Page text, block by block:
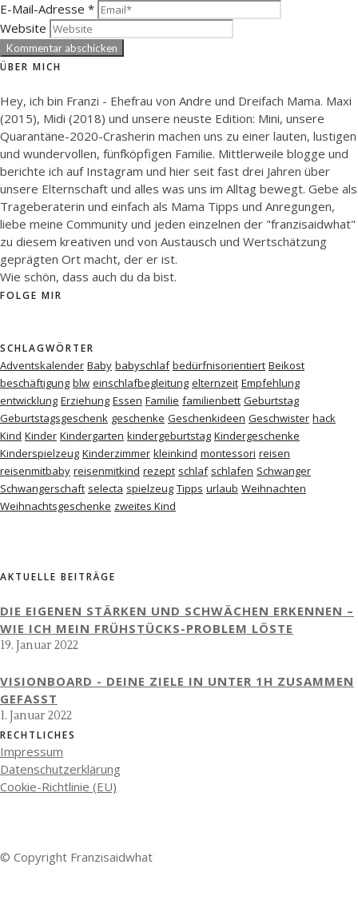
E-Mail-Adresse *
Website
ÜBER MICH
Hey, ich bin Franzi - Ehefrau von Andre und Dreifach Mama. Maxi
(2015), Midi (2018) und unsere neuste Edition: Mini, unsere
Quarantäne-2020-Crasherin machen uns zu einer lauten, lustigen
und wundervollen, fünfköpfigen Familie. Mittlerweile blogge und
berichte ich auf Instagram und hier seit fast drei Jahren über
unsere Elternschaft und alles was uns im Alltag bewegt. Gebe als
Trageberaterin und einfach als Mama Tipps und Anregungen,
liebe meine Community und jeden einzelnen der "franzisaidwhat"
zu diesem kreativen und von Austausch und Wertschätzung
geprägten Ort macht, der er ist.
Wie schön, dass auch du da bist.
FOLGE MIR
SCHLAGWÖRTER
Adventskalender Baby babyschlaf bedürfnisorientiert Beikost
beschäftigung blw einschlafbegleitung elternzeit Empfehlung
entwicklung Erziehung Essen Familie familienbett Geburtstag
Geburtstagsgeschenk geschenke Geschenkideen Geschwister hack
Kind Kinder Kindergarten kindergeburtstag Kindergeschenke
Kinderspielzeug Kinderzimmer kleinkind montessori reisen
reisenmitbaby reisenmitkind rezept schlaf schlafen Schwanger
Schwangerschaft selecta spielzeug Tipps urlaub Weihnachten
Weihnachtsgeschenke zweites Kind
AKTUELLE BEITRÄGE
DIE EIGENEN STÄRKEN UND SCHWÄCHEN ERKENNEN –
WIE ICH MEIN FRÜHSTÜCKS-PROBLEM LÖSTE
19. Januar 2022
VISIONBOARD - DEINE ZIELE IN UNTER 1H ZUSAMMEN
GEFASST
1. Januar 2022
RECHTLICHES
Impressum
Datenschutzerklärung
Cookie-Richtlinie (EU)
© Copyright Franzisaidwhat